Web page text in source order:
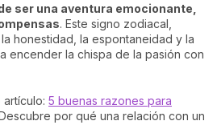
ser una aventura emocionante,
. Este signo zodiacal,
honestidad, la espontaneidad y la
encender la chispa de la pasión con
5 buenas razones para
por qué una relación con un